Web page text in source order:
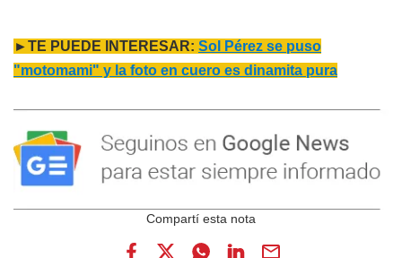
►TE PUEDE INTERESAR: Sol Pérez se puso
"motomami" y la foto en cuero es dinamita pura